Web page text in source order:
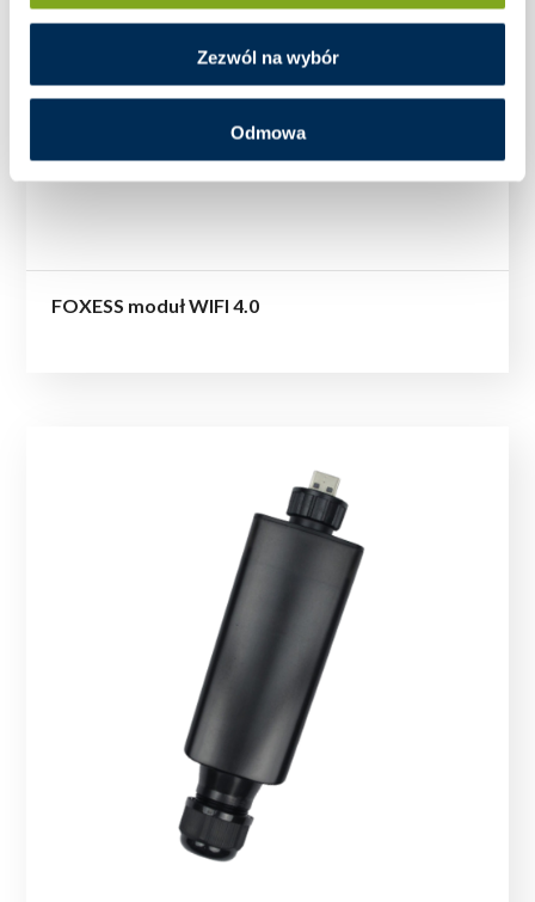
Zezwól na wybór
Odmowa
FOXESS moduł WIFI 4.0